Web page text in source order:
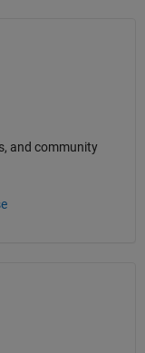
and community